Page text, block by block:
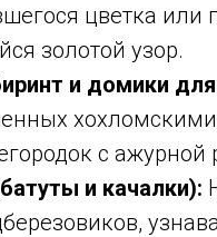
цветка или
золотой узор.
и домики для
с ажурной
и качалки):